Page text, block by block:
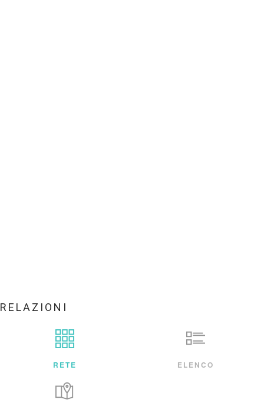
RELAZIONI
RETE ELENCO